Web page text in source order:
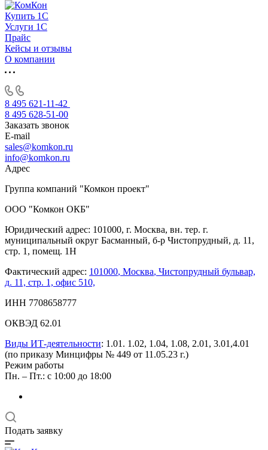
Купить 1С
Услуги 1С
Прайс
Кейсы и отзывы
О компании
8 495 621-11-42
8 495 628-51-00
Заказать звонок
E-mail
sales@komkon.ru
info@komkon.ru
Адрес
Группа компаний "Комкон проект"
ООО "Комкон ОКБ"
Юридический адрес: 101000, г. Москва, вн. тер. г.
муниципальный округ Басманный, б-р Чистопрудный, д. 11,
стр. 1, помещ. 1Н
Фактический адрес: 101000, Москва, Чистопрудный бульвар,
д. 11, стр. 1, офис 510,
ИНН 7708658777
ОКВЭД 62.01
Виды ИТ-деятельности: 1.01. 1.02, 1.04, 1.08, 2.01, 3.01,4.01
(по приказу Минцифры № 449 от 11.05.23 г.)
Режим работы
Пн. – Пт.: с 10:00 до 18:00
Подать заявку